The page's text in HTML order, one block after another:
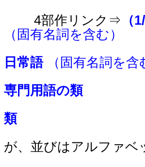
4部作リンク⇒ （
（固有名詞を含む）
日常語（固有名詞を含
専門用語の類
類
が、並びはアルファベ